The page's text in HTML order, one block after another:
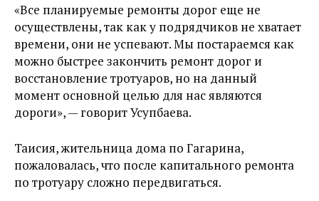
«Все планируемые ремонты дорог еще не
осуществлены, так как у подрядчиков не хватает
времени, они не успевают. Мы постараемся как
можно быстрее закончить ремонт дорог и
восстановление тротуаров, но на данный
момент основной целью для нас являются
дороги», — говорит Усупбаева.
Таисия, жительница дома по Гагарина,
пожаловалась, что после капитального ремонта
по тротуару сложно передвигаться.